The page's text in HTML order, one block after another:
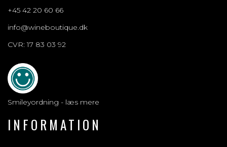
+45 42 20 60 66
info@wineboutique.dk
CVR: 17 83 03 92
Smileyordning - læs mere
INFORMATION